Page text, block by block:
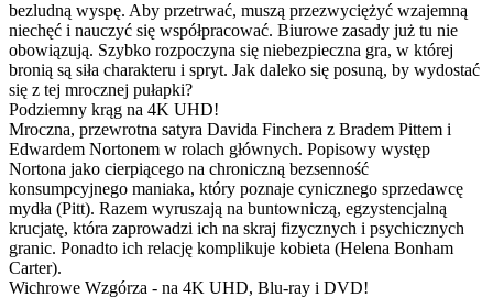
bezludną wyspę. Aby przetrwać, muszą przezwyciężyć wzajemną
niechęć i nauczyć się współpracować. Biurowe zasady już tu nie
obowiązują. Szybko rozpoczyna się niebezpieczna gra, w której
bronią są siła charakteru i spryt. Jak daleko się posuną, by wydostać
się z tej mrocznej pułapki?
Podziemny krąg na 4K UHD!
Mroczna, przewrotna satyra Davida Finchera z Bradem Pittem i
Edwardem Nortonem w rolach głównych. Popisowy występ
Nortona jako cierpiącego na chroniczną bezsenność
konsumpcyjnego maniaka, który poznaje cynicznego sprzedawcę
mydła (Pitt). Razem wyruszają na buntowniczą, egzystencjalną
krucjatę, która zaprowadzi ich na skraj fizycznych i psychicznych
granic. Ponadto ich relację komplikuje kobieta (Helena Bonham
Carter).
Wichrowe Wzgórza - na 4K UHD, Blu-ray i DVD!